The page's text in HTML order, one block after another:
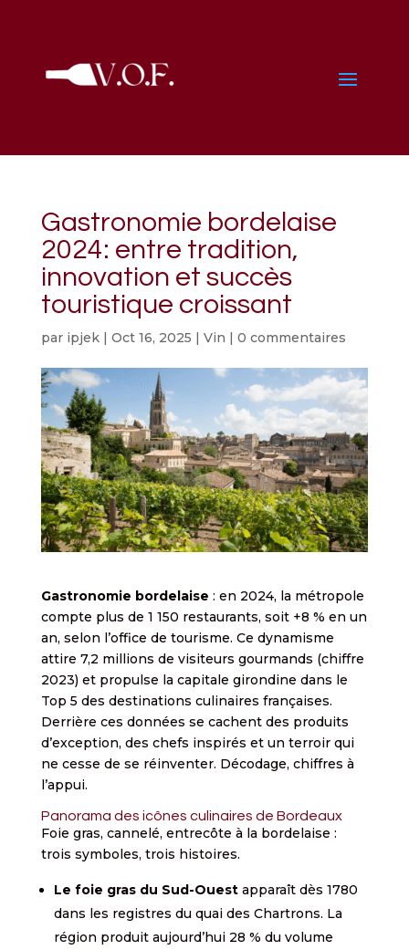
Gastronomie bordelaise
2024: entre tradition,
innovation et succès
touristique croissant
par ipjek| Oct 16, 2025 | Vin | 0 commentaires
Gastronomie bordelaise : en 2024, la métropole
compte plus de 1 150 restaurants, soit +8 % en un
an, selon l’office de tourisme. Ce dynamisme
attire 7,2 millions de visiteurs gourmands (chiffre
2023) et propulse la capitale girondine dans le
Top 5 des destinations culinaires françaises.
Derrière ces données se cachent des produits
d’exception, des chefs inspirés et un terroir qui
ne cesse de se réinventer. Décodage, chiffres à
l’appui.
Panorama des icônes culinaires de Bordeaux
Foie gras, cannelé, entrecôte à la bordelaise :
trois symboles, trois histoires.
Le foie gras du Sud-Ouestapparaît dès 1780
dans les registres du quai des Chartrons. La
région produit aujourd’hui 28 % du volume